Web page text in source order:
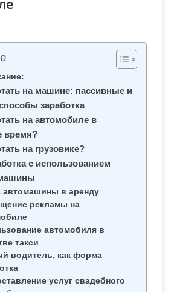
на машине: пассивные и
заработка
на автомобиле в
время?
на грузовике?
с использованием
автомашины в аренду
рекламы на
автомобиля в
такси
водитель, как форма
услуг свадебного